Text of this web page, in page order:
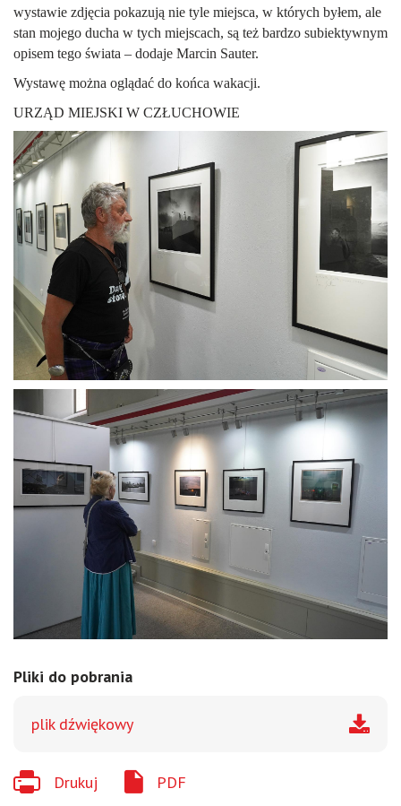
wystawie zdjęcia pokazują nie tyle miejsca, w których byłem, ale
stan mojego ducha w tych miejscach, są też bardzo subiektywnym
opisem tego świata – dodaje Marcin Sauter.
Wystawę można oglądać do końca wakacji.
URZĄD MIEJSKI W CZŁUCHOWIE
Pliki do pobrania
plik dźwiękowy
Drukuj PDF